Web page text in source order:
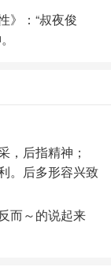
》：“叔夜俊
，后指精神；
。后多形容兴致
而～的说起来